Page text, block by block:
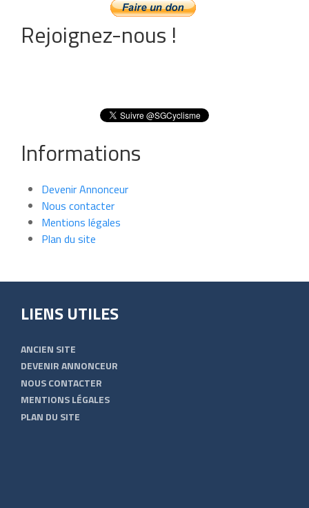
Rejoignez-nous !
Informations
Devenir Annonceur
Nous contacter
Mentions légales
Plan du site
LIENS UTILES
ANCIEN SITE
DEVENIR ANNONCEUR
NOUS CONTACTER
MENTIONS LÉGALES
PLAN DU SITE